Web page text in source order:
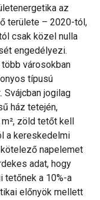
az
területe – 2020-tól,
csak közel nulla
engedélyezi.
városokban
típusú
Svájcban jogilag
ház tetején,
zöld tetőt kell
a kereskedelmi
napelemet
adat, hogy
tetőnek a 10%-a
előnyök mellett